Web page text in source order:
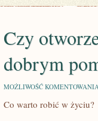
Czy
dobrym
MOŻLIWOŚĆ
Co warto robić w życiu?